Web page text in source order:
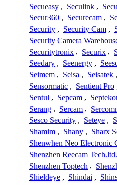
Secueasy , Seculink ,
Secur360 , Securecam ,
Security , Security Cam ,
Security Camera
Securitytronix , Securix ,
Seedary , Seenergy ,
Seimem , Seisa , Seisatek ,
Sensormatic , Sentient Pro ,
Sentul , Sepcam ,
Serang , Sercam ,
Sesco Security , Seteye ,
Shamim , Shany , Sharx
Shenwhen Neo Electronic
Shenzhen Reecam Tech.ltd.
Shenzhen Toptech ,
Shieldeye , Shindai ,